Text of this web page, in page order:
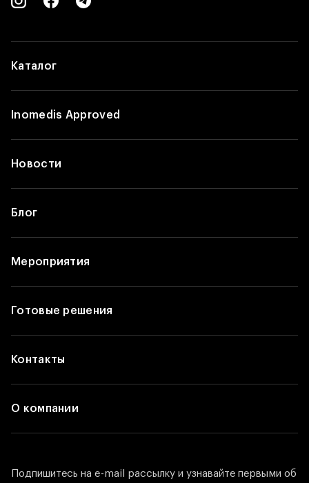
Каталог
Inomedis Approved
Новости
Блог
Мероприятия
Готовые решения
Контакты
О компании
Подпишитесь на e-mail рассылку и узнавайте первыми об